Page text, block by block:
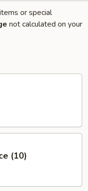
or special
not calculated on your
(10)